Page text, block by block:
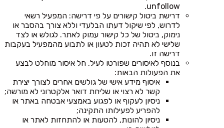
unfollow.
דרישת ביטול קישורים על פי דרישה: המפעיל רשאי
לדרוש, לפי שיקול דעתו הבלעדי וללא צורך בהסבר או
נימוק, ביטול של כל קישור עמוק לאתר. לגולש או לצד
שלישי לא תהיה זכות לטעון או לתבוע מהמפעיל בעקבות
דרישה זו.
בנוסף לאיסורים שפורטו לעיל, חל איסור מוחלט לבצע
את הפעולות הבאות:
איסוף מידע אישי של גולשים אחרים לצורך יצירת
קשר לא רצוי או שליחת דואר אלקטרוני לא מורשה;
ניסיון לעקוף או לפגוע באמצעי אבטחה באתר או
להפריע לפעילותו התקינה;
ניסיון להונות, להטעות או להתחזות לאתר או